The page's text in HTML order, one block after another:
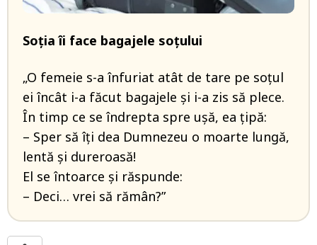
Soția îi face bagajele soțului
„O femeie s-a înfuriat atât de tare pe soţul
ei încât i-a făcut bagajele şi i-a zis să plece.
În timp ce se îndrepta spre uşă, ea ţipă:
– Sper să îţi dea Dumnezeu o moarte lungă,
lentă şi dureroasă!
El se întoarce şi răspunde:
– Deci… vrei să rămân?”